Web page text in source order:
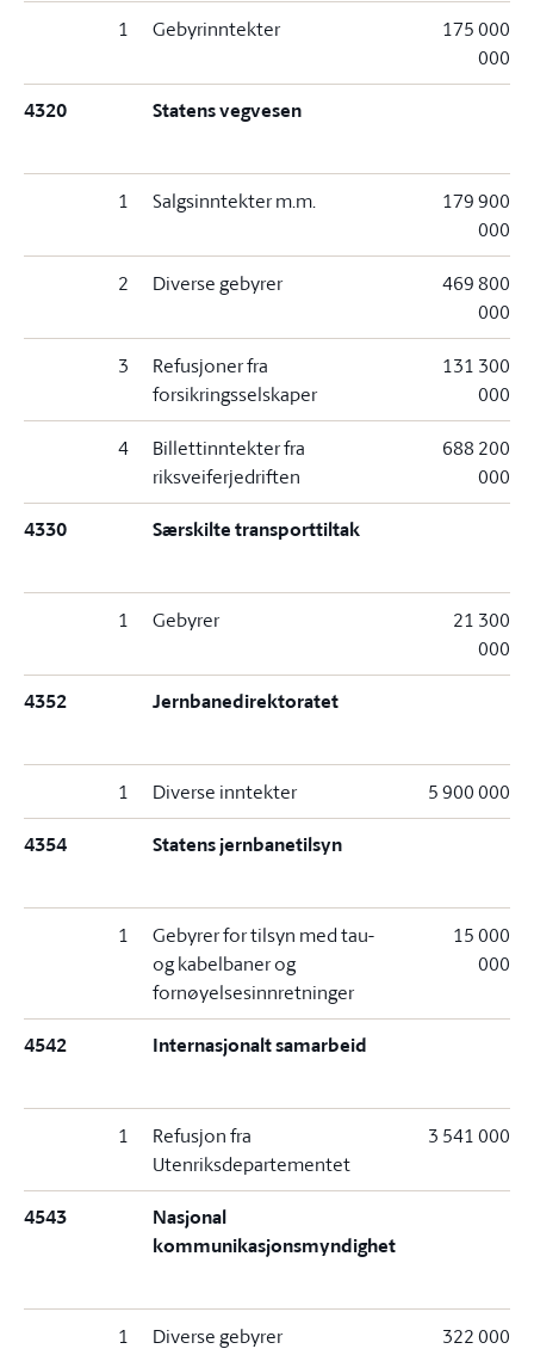
1 Gebyrinntekter
175 000
000
4320 Statens vegvesen
1 Salgsinntekter m.m.
179 900
000
2 Diverse gebyrer
469 800
000
3
Refusjoner fra
forsikringsselskaper
131 300
000
4
Billettinntekter fra
riksveiferjedriften
688 200
000
4330 Særskilte transporttiltak
1 Gebyrer
21 300
000
4352 Jernbanedirektoratet
1 Diverse inntekter 5 900 000
4354 Statens jernbanetilsyn
1
Gebyrer for tilsyn med tau-
og kabelbaner og
fornøyelsesinnretninger
15 000
000
4542 Internasjonalt samarbeid
1
Refusjon fra
Utenriksdepartementet
3 541 000
4543
Nasjonal
kommunikasjonsmyndighet
1 Diverse gebyrer 322 000